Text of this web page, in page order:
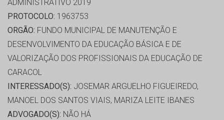
ADMINISTRATIVO 2019
PROTOCOLO: 1963753
ORGÃO: FUNDO MUNICIPAL DE MANUTENÇÃO E
DESENVOLVIMENTO DA EDUCAÇÃO BÁSICA E DE
VALORIZAÇÃO DOS PROFISSIONAIS DA EDUCAÇÃO DE
CARACOL
INTERESSADO(S): JOSEMAR ARGUELHO FIGUEIREDO,
MANOEL DOS SANTOS VIAIS, MARIZA LEITE IBANES
ADVOGADO(S): NÃO HÁ